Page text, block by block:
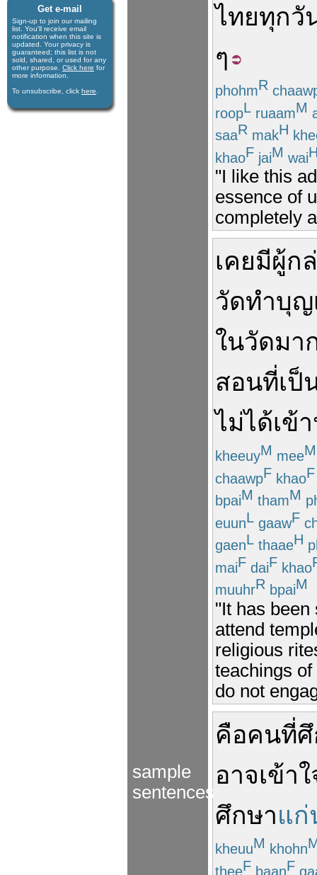
Get e-mail
Sign-up to join our mail­ing
list. You'll receive e­mail
notification when this site is
updated. Your privacy is
guaran­teed; this list is not
sold, shared, or used for any
other purpose. Click here for
more infor­mation.
To unsubscribe, click here
sample
sentences
ไทยทุกวั
ๆ
phohmR
roopL ruaamM
saaR makH
khaoF jaiM wai
"I like this
essence of
completely
เคยมีผู้ก
วัดทำบุญ
ในวัดมา
สอนที่เป็
ไม่ได้เข้า
kheeuyM meeM
chaawpF khaoF
bpaiM thamM
euunL gaawF
gaenL thaaeH
maiF daiF khao
muuhrR bpaiM
"It has
attend
religious
teachings
do not
คือคนที่
อาจเข้า
ศึกษาแก่
kheuuM khohn
theeF baanF